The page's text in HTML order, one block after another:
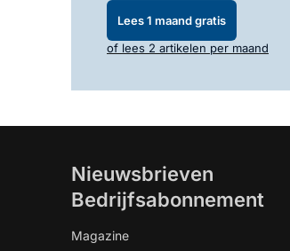
Lees 1 maand gratis
of lees 2 artikelen per maand
Nieuwsbrieven
Bedrijfsabonnement
Magazine